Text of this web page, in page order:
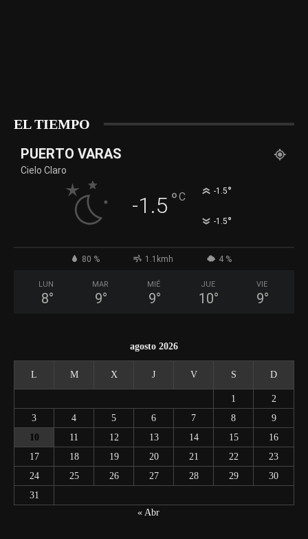
EL TIEMPO
PUERTO VARAS
Cielo Claro
-1.5 °C -1.5°
-1.5°
80 % 1.1kmh 4 %
LUN
8°
MAR
9°
MIÉ
9°
JUE
10°
VIE
9°
agosto 2026
L M X J V S D
1
2
3
4 5 6 7 8
9
10
11 12 13 14 15
16
17
18 19 20 21 22
23
24
25 26 27 28 29
30
31
« Abr